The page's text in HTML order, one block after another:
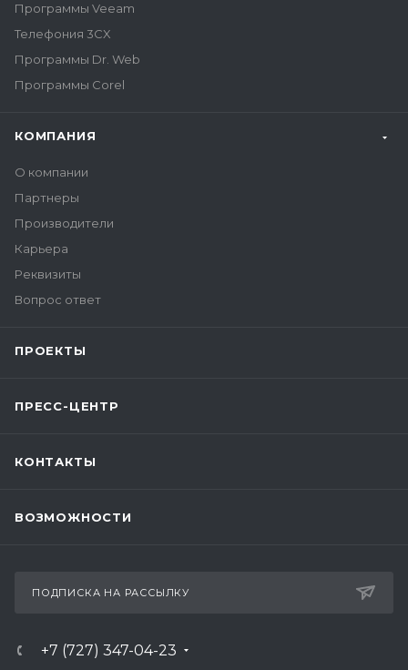
Программы Veeam
Телефония 3CX
Программы Dr. Web
Программы Corel
КОМПАНИЯ
О компании
Партнеры
Производители
Карьера
Реквизиты
Вопрос ответ
ПРОЕКТЫ
ПРЕСС-ЦЕНТР
КОНТАКТЫ
ВОЗМОЖНОСТИ
ПОДПИСКА НА РАССЫЛКУ
+7 (727) 347-04-23